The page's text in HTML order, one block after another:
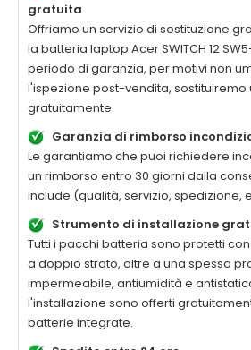
gratuita
Offriamo un servizio di sostituzione
la batteria laptop Acer SWITCH 12
periodo di garanzia, per motivi non
l'ispezione post-vendita, sostituiremo
gratuitamente.
Garanzia di rimborso
Le garantiamo che puoi richiedere
un rimborso entro 30 giorni dalla
include (qualità, servizio, spedizione,
Strumento di installazione
Tutti i pacchi batteria sono protetti
a doppio strato, oltre a una spessa
impermeabile, antiumidità e
l'installazione sono offerti
batterie integrate.